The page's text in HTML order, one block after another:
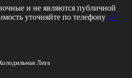
и не являются публичной
уточняйте по телефону +7
Лига